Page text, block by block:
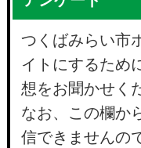
つくばみらい市
イトにするため
想をお聞かせく
なお、この欄か
信できませんの